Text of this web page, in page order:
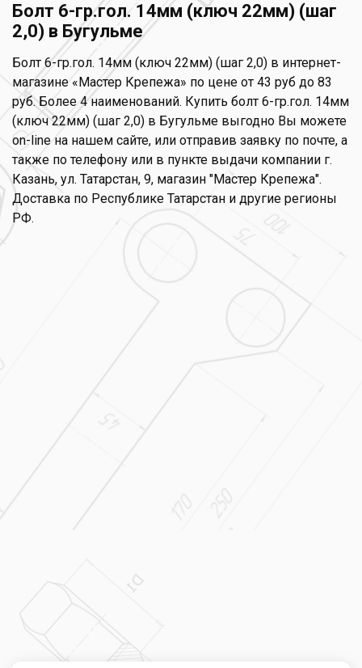
Болт 6-гр.гол. 14мм (ключ 22мм) (шаг
2,0) в Бугульме
Болт 6-гр.гол. 14мм (ключ 22мм) (шаг 2,0) в интернет-
магазине «Мастер Крепежа» по цене от 43 руб до 83
руб. Более 4 наименований. Купить болт 6-гр.гол. 14мм
(ключ 22мм) (шаг 2,0) в Бугульме выгодно Вы можете
on-line на нашем сайте, или отправив заявку по почте, а
также по телефону или в пункте выдачи компании г.
Казань, ул. Татарстан, 9, магазин "Мастер Крепежа".
Доставка по Республике Татарстан и другие регионы
РФ.